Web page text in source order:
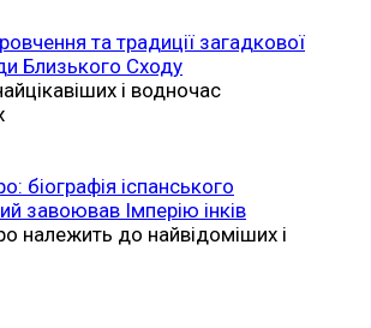
та традиції загадкової
Близького Сходу
і водночас
біографія іспанського
завоював Імперію інків
належить до найвідоміших і